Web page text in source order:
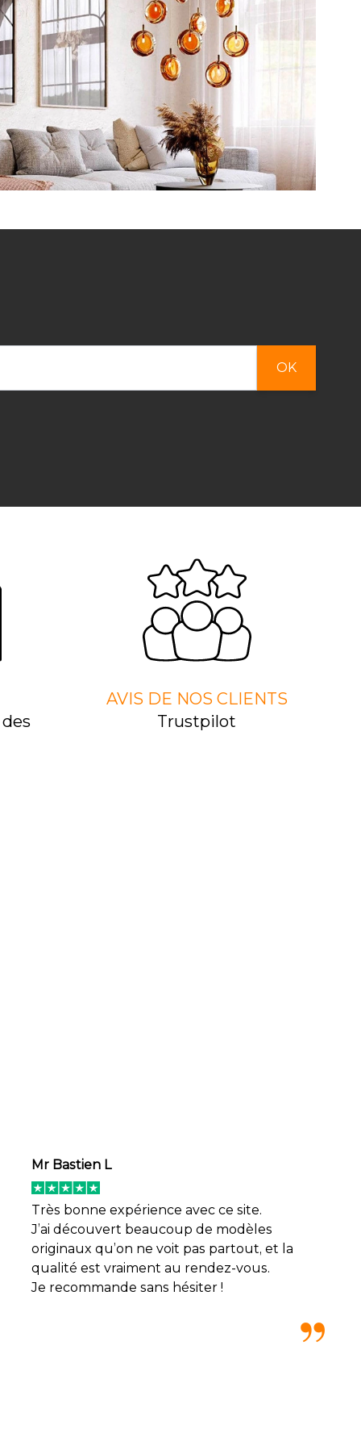
OK
AVIS DE NOS CLIENTS
Trustpilot
Mr Bastien L
Très bonne expérience avec ce site.
J’ai découvert beaucoup de modèles
originaux qu’on ne voit pas partout, et la
qualité est vraiment au rendez-vous.
Je recommande sans hésiter !